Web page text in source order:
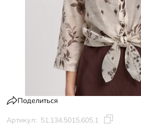
Поделиться
Артикул: 51.134.5015.605.1